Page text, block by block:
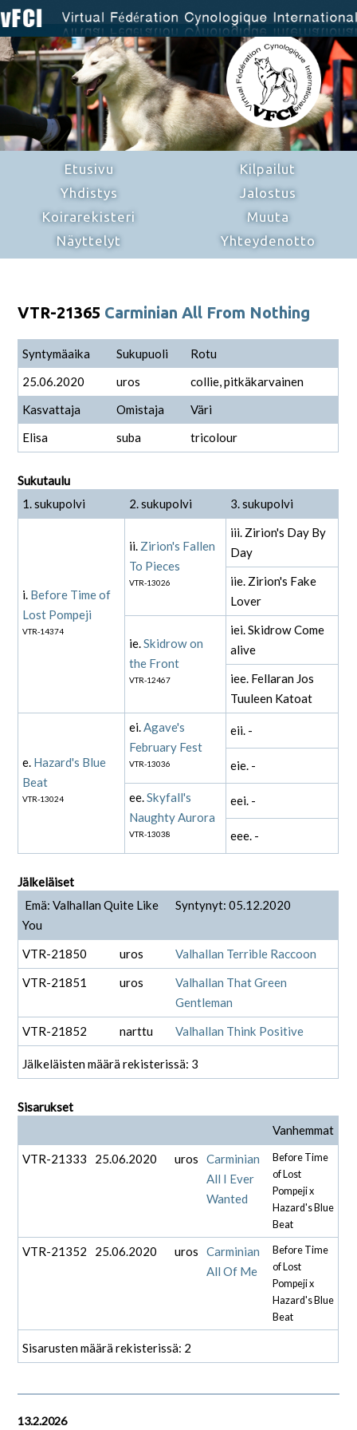
Etusivu
Yhdistys
Koirarekisteri
Näyttelyt
Kilpailut
Jalostus
Muuta
Yhteydenotto
VTR-21365 Carminian All From Nothing
Syntymäaika Sukupuoli
Rotu
25.06.2020
uros
collie, pitkäkarvainen
Kasvattaja
Omistaja
Väri
Elisa
suba tricolour
Sukutaulu
1. sukupolvi
2. sukupolvi 3. sukupolvi
i. Before Time of
Lost Pompeji
VTR-14374
ii. Zirion's Fallen
To Pieces
VTR-13026
iii. Zirion's Day By
Day
iie. Zirion's Fake
Lover
ie.Skidrow on
the Front
VTR-12467
iei. Skidrow Come
alive
iee. Fellaran Jos
Tuuleen Katoat
e. Hazard's Blue
Beat
VTR-13024
ei.Agave's
February Fest
VTR-13036
eii. -
eie. -
ee.Skyfall's
Naughty Aurora
VTR-13038
eei. -
eee. -
Jälkeläiset
Emä: Valhallan Quite Like
You
Syntynyt: 05.12.2020
VTR-21850 uros
Valhallan Terrible Raccoon
VTR-21851
uros
Valhallan That Green
Gentleman
VTR-21852
narttu Valhallan Think Positive
Jälkeläisten määrä rekisterissä: 3
Sisarukset
Vanhemmat
VTR-21333
25.06.2020 uros
Carminian
All I Ever
Wanted
Before Time
of Lost
Pompeji x
Hazard's Blue
Beat
VTR-21352 25.06.2020 uros
Carminian
All Of Me
Before Time
of Lost
Pompeji x
Hazard's Blue
Beat
Sisarusten määrä rekisterissä: 2
13.2.2026